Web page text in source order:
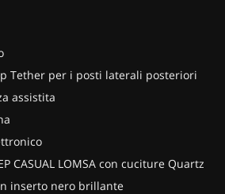
Tether per i posti laterali posteriori
assistita
CASUAL LOMSA con cuciture Quartz
inserto nero brillante